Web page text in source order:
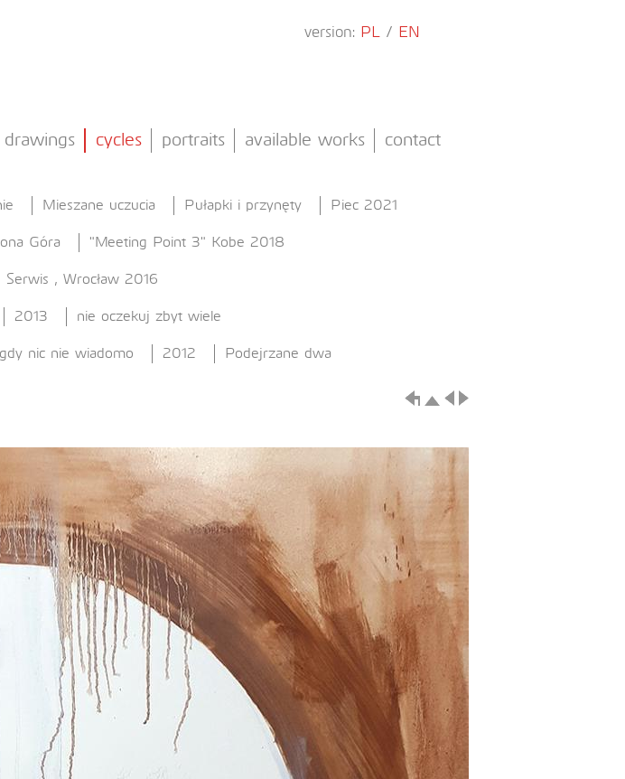
version: PL / EN
drawings cycles portraits available works contact
Mieszane uczucia Pułapki i przynęty Piec 2021
Góra "Meeting Point 3" Kobe 2018
Serwis , Wrocław 2016
2013 nie oczekuj zbyt wiele
nic nie wiadomo 2012 Podejrzane dwa